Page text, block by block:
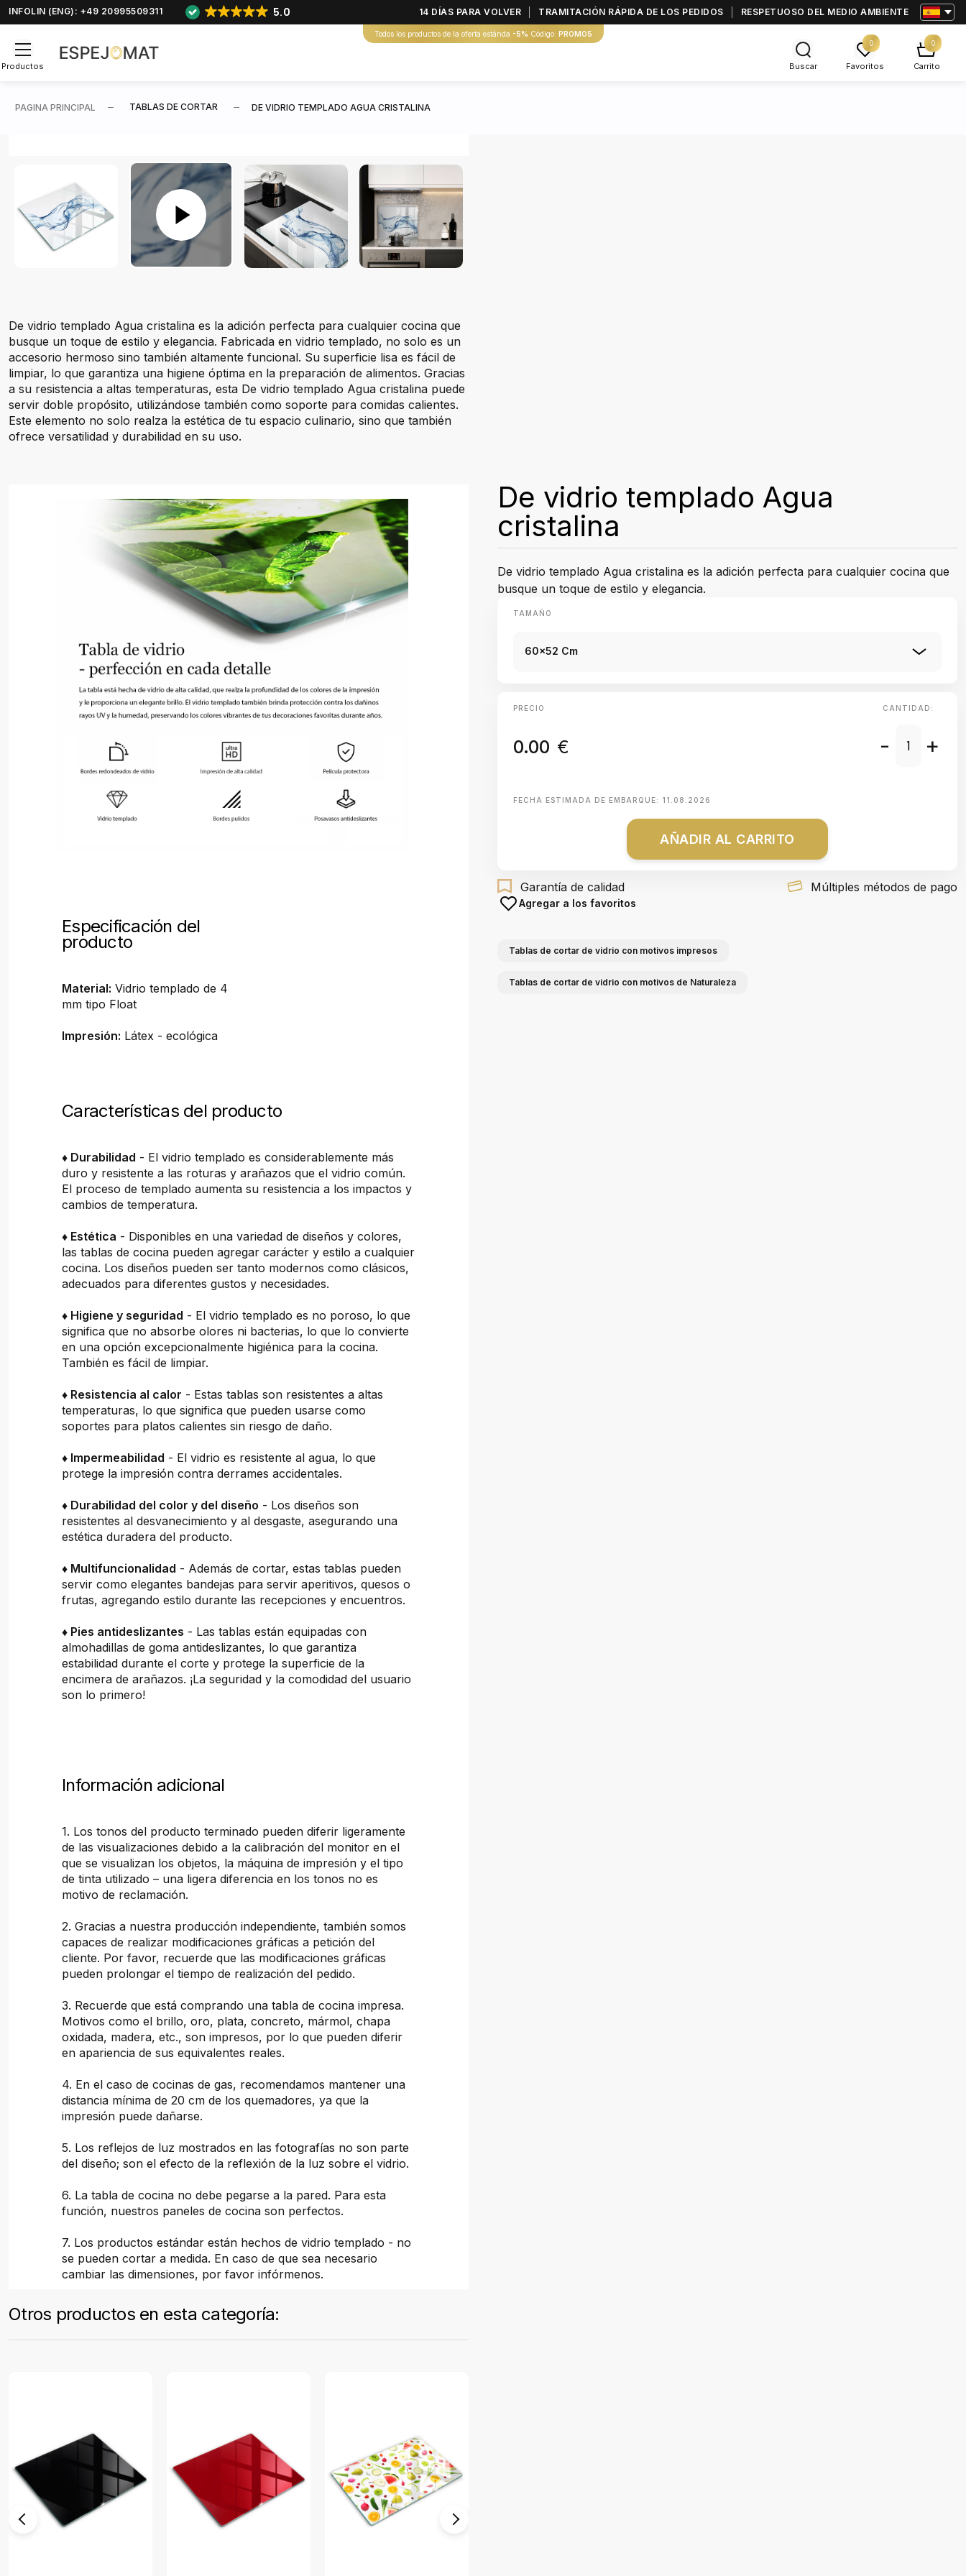
INFOLIN (ENG): +49 20995509311 5.0 14 DÍAS PARA VOLVER TRAMITACIÓN RÁPIDA DE LOS PEDIDOS RESPETUOSO DEL MEDIO AMBIENTE
Todos los productos de la oferta estánda -5% Código: PROMO5
Productos Buscar
0
Favoritos
0
Carrito
PAGINA PRINCIPAL TABLAS DE CORTAR DE VIDRIO TEMPLADO AGUA CRISTALINA
De vidrio templado Agua cristalina es la adición perfecta para cualquier cocina que
busque un toque de estilo y elegancia. Fabricada en vidrio templado, no solo es un
accesorio hermoso sino también altamente funcional. Su superficie lisa es fácil de
limpiar, lo que garantiza una higiene óptima en la preparación de alimentos. Gracias
a su resistencia a altas temperaturas, esta De vidrio templado Agua cristalina puede
servir doble propósito, utilizándose también como soporte para comidas calientes.
Este elemento no solo realza la estética de tu espacio culinario, sino que también
ofrece versatilidad y durabilidad en su uso.
Especificación del
producto
Material: Vidrio templado de 4
mm tipo Float
Impresión: Látex - ecológica
Características del producto
♦ Durabilidad - El vidrio templado es considerablemente más
duro y resistente a las roturas y arañazos que el vidrio común.
El proceso de templado aumenta su resistencia a los impactos y
cambios de temperatura.
♦ Estética - Disponibles en una variedad de diseños y colores,
las tablas de cocina pueden agregar carácter y estilo a cualquier
cocina. Los diseños pueden ser tanto modernos como clásicos,
adecuados para diferentes gustos y necesidades.
♦ Higiene y seguridad - El vidrio templado es no poroso, lo que
significa que no absorbe olores ni bacterias, lo que lo convierte
en una opción excepcionalmente higiénica para la cocina.
También es fácil de limpiar.
♦ Resistencia al calor - Estas tablas son resistentes a altas
temperaturas, lo que significa que pueden usarse como
soportes para platos calientes sin riesgo de daño.
♦ Impermeabilidad - El vidrio es resistente al agua, lo que
protege la impresión contra derrames accidentales.
♦ Durabilidad del color y del diseño - Los diseños son
resistentes al desvanecimiento y al desgaste, asegurando una
estética duradera del producto.
♦ Multifuncionalidad - Además de cortar, estas tablas pueden
servir como elegantes bandejas para servir aperitivos, quesos o
frutas, agregando estilo durante las recepciones y encuentros.
♦ Pies antideslizantes - Las tablas están equipadas con
almohadillas de goma antideslizantes, lo que garantiza
estabilidad durante el corte y protege la superficie de la
encimera de arañazos. ¡La seguridad y la comodidad del usuario
son lo primero!
Información adicional
1. Los tonos del producto terminado pueden diferir ligeramente
de las visualizaciones debido a la calibración del monitor en el
que se visualizan los objetos, la máquina de impresión y el tipo
de tinta utilizado – una ligera diferencia en los tonos no es
motivo de reclamación.
2. Gracias a nuestra producción independiente, también somos
capaces de realizar modificaciones gráficas a petición del
cliente. Por favor, recuerde que las modificaciones gráficas
pueden prolongar el tiempo de realización del pedido.
3. Recuerde que está comprando una tabla de cocina impresa.
Motivos como el brillo, oro, plata, concreto, mármol, chapa
oxidada, madera, etc., son impresos, por lo que pueden diferir
en apariencia de sus equivalentes reales.
4. En el caso de cocinas de gas, recomendamos mantener una
distancia mínima de 20 cm de los quemadores, ya que la
impresión puede dañarse.
5. Los reflejos de luz mostrados en las fotografías no son parte
del diseño; son el efecto de la reflexión de la luz sobre el vidrio.
6. La tabla de cocina no debe pegarse a la pared. Para esta
función, nuestros paneles de cocina son perfectos.
7. Los productos estándar están hechos de vidrio templado - no
se pueden cortar a medida. En caso de que sea necesario
cambiar las dimensiones, por favor infórmenos.
Otros productos en esta categoría:
De vidrio templado Agua
cristalina
De vidrio templado Agua cristalina es la adición perfecta para cualquier cocina que
busque un toque de estilo y elegancia.
TAMAÑO
60x52 Cm
PRECIO
0.00 €
CANTIDAD:
- +
FECHA ESTIMADA DE EMBARQUE: 11.08.2026
AÑADIR AL CARRITO
Garantía de calidad Múltiples métodos de pago
Agregar a los favoritos
Tablas de cortar de vidrio con motivos impresos
Tablas de cortar de vidrio con motivos de Naturaleza